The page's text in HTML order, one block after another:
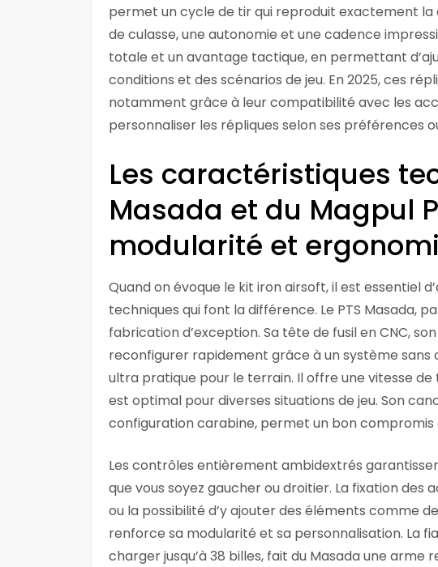
permet un cycle de tir qui reproduit exactement la
de culasse, une autonomie et une cadence
totale et un avantage tactique, en permettant
conditions et des scénarios de jeu. En 2025, ces
notamment grâce à leur compatibilité avec les
personnaliser les répliques selon ses préférences
Les caractéristiques
Masada et du Magpul
modularité et
Quand on évoque le kit iron airsoft, il est essentiel
techniques qui font la différence. Le PTS Masada,
fabrication d’exception. Sa tête de fusil en CNC,
reconfigurer rapidement grâce à un système sans
ultra pratique pour le terrain. Il offre une vitesse
est optimal pour diverses situations de jeu. Son
configuration carabine, permet un bon
Les contrôles entièrement ambidextrés
que vous soyez gaucher ou droitier. La fixation des
ou la possibilité d’y ajouter des éléments comme
renforce sa modularité et sa personnalisation. La
charger jusqu’à 38 billes, fait du Masada une arme